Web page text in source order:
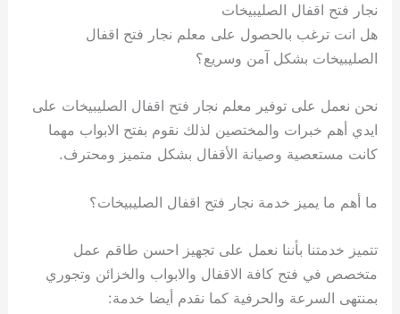
نجار فتح اقفال الصليبيخات
هل انت ترغب بالحصول على معلم نجار فتح اقفال
الصليبيخات بشكل آمن وسريع؟
نحن نعمل على توفير معلم نجار فتح اقفال الصليبيخات على
ايدي أهم خبرات والمختصين لذلك نقوم بفتح الابواب مهما
كانت مستعصية وصيانة الأقفال بشكل متميز ومحترف.
ما أهم ما يميز خدمة نجار فتح اقفال الصليبيخات؟
تتميز خدمتنا بأننا نعمل على تجهيز احسن طاقم عمل
متخصص في فتح كافة الاقفال والابواب والخزائن وتجوري
بمنتهى السرعة والحرفية كما نقدم أيضا خدمة: